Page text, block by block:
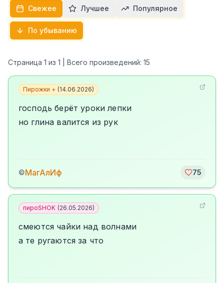
Свежее Лучшее Популярное
По убыванию
Страница 1 из 1 | Всего произведений: 15
Пирожки + (14.06.2026)
господь берёт уроки лепки
но глина валится из рук
©МагАлИф 75
пироSHOK (26.05.2026)
смеются чайки над волнами
а те ругаются за что